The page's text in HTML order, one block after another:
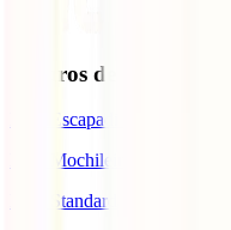
Seguros de Viagem
IATI Escapadinhas
IATI Mochileiro
IATI Standard